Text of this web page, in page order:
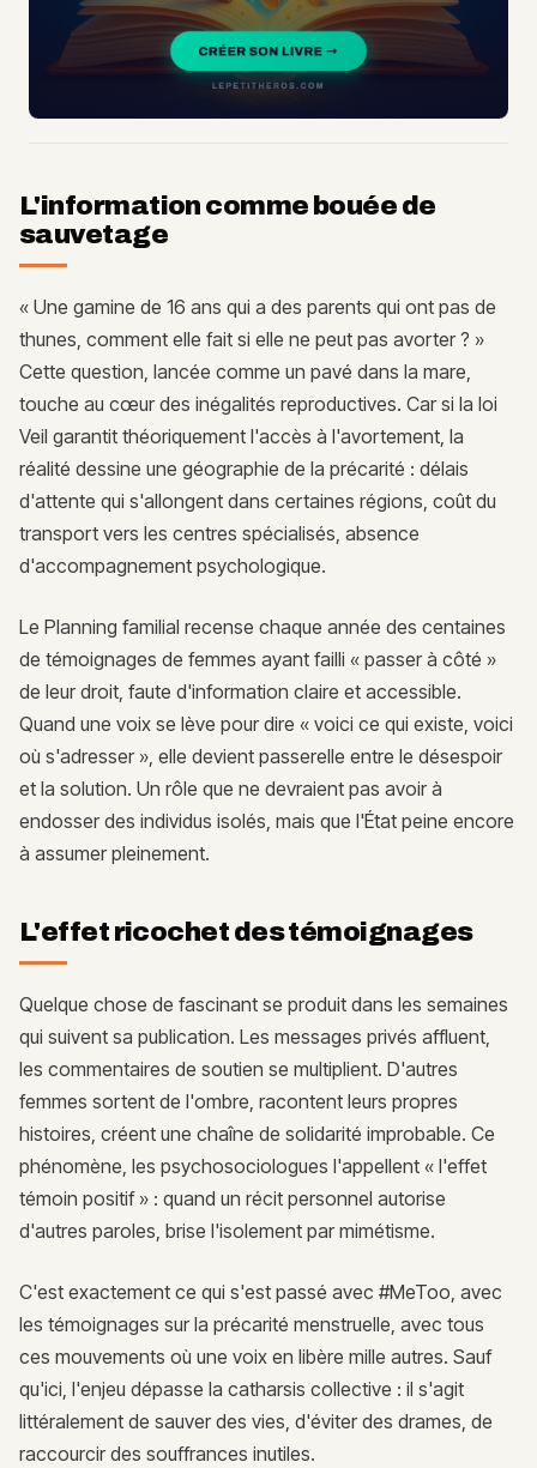
L'information comme bouée de
sauvetage
« Une gamine de 16 ans qui a des parents qui ont pas de
thunes, comment elle fait si elle ne peut pas avorter ? »
Cette question, lancée comme un pavé dans la mare,
touche au cœur des inégalités reproductives. Car si la loi
Veil garantit théoriquement l'accès à l'avortement, la
réalité dessine une géographie de la précarité : délais
d'attente qui s'allongent dans certaines régions, coût du
transport vers les centres spécialisés, absence
d'accompagnement psychologique.
Le Planning familial recense chaque année des centaines
de témoignages de femmes ayant failli « passer à côté »
de leur droit, faute d'information claire et accessible.
Quand une voix se lève pour dire « voici ce qui existe, voici
où s'adresser », elle devient passerelle entre le désespoir
et la solution. Un rôle que ne devraient pas avoir à
endosser des individus isolés, mais que l'État peine encore
à assumer pleinement.
L'effet ricochet des témoignages
Quelque chose de fascinant se produit dans les semaines
qui suivent sa publication. Les messages privés affluent,
les commentaires de soutien se multiplient. D'autres
femmes sortent de l'ombre, racontent leurs propres
histoires, créent une chaîne de solidarité improbable. Ce
phénomène, les psychosociologues l'appellent « l'effet
témoin positif » : quand un récit personnel autorise
d'autres paroles, brise l'isolement par mimétisme.
C'est exactement ce qui s'est passé avec #MeToo, avec
les témoignages sur la précarité menstruelle, avec tous
ces mouvements où une voix en libère mille autres. Sauf
qu'ici, l'enjeu dépasse la catharsis collective : il s'agit
littéralement de sauver des vies, d'éviter des drames, de
raccourcir des souffrances inutiles.